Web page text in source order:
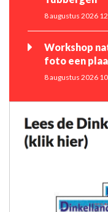
8 augustus 2026
Workshop
foto een
8 augustus 2026